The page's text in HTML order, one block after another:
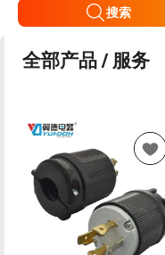
搜索
全部产品 / 服务